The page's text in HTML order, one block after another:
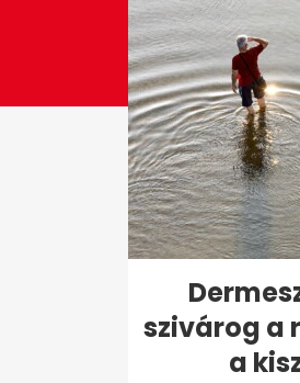
szivárog a
a